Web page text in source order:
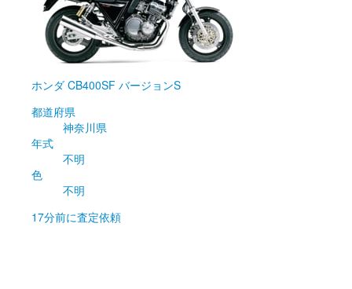
ホンダ CB400SF バージョンS
都道府県
神奈川県
年式
不明
色
不明
17分前に査定依頼